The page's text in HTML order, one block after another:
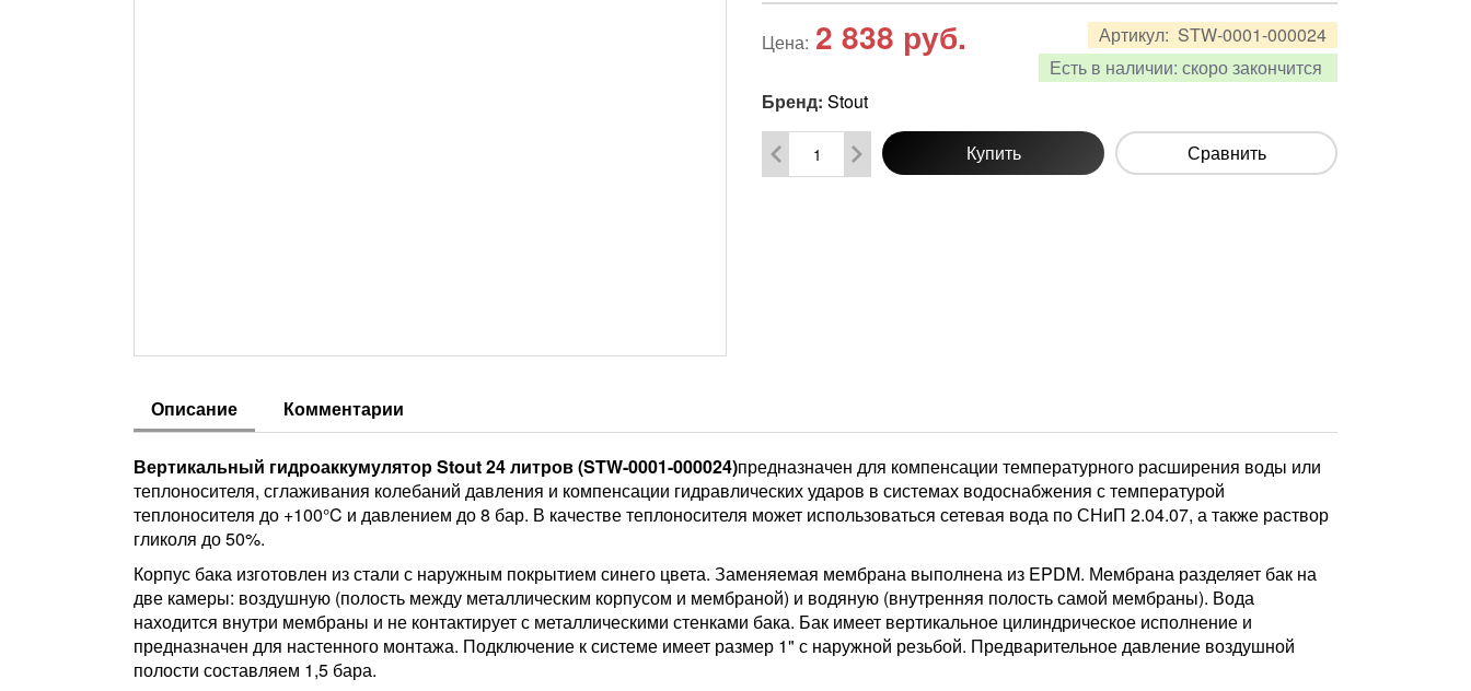
Артикул: STW-0001-000024
Есть в наличии: скоро закончится
Цена: 2 838 руб.
Бренд: Stout
Купить Сравнить
Описание Комментарии
Вертикальный гидроаккумулятор Stout 24 литров (STW-0001-000024)предназначен для компенсации температурного расширения воды или
теплоносителя, сглаживания колебаний давления и компенсации гидравлических ударов в системах водоснабжения с температурой
теплоносителя до +100°C и давлением до 8 бар. В качестве теплоносителя может использоваться сетевая вода по СНиП 2.04.07, а также раствор
гликоля до 50%.
Корпус бака изготовлен из стали с наружным покрытием синего цвета. Заменяемая мембрана выполнена из EPDM. Мембрана разделяет бак на
две камеры: воздушную (полость между металлическим корпусом и мембраной) и водяную (внутренняя полость самой мембраны). Вода
находится внутри мембраны и не контактирует с металлическими стенками бака. Бак имеет вертикальное цилиндрическое исполнение и
предназначен для настенного монтажа. Подключение к системе имеет размер 1" с наружной резьбой. Предварительное давление воздушной
полости составляем 1,5 бара.